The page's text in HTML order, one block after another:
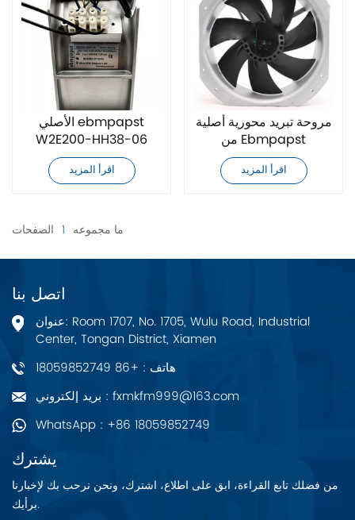
الأصلي ebmpapst
W2E200-HH38-06
مروحة تبريد محورية
اقرأ المزيد
مروحة تبريد محورية أصلية
من Ebmpapst
W2E250-HJ52-06
اقرأ المزيد
ما مجموعه 1 الصفحات
اتصل بنا
عنوان: Room 1707, No. 1705, Wulu Road, Industrial
Center, Tongan District, Xiamen
هاتف : +86 18059852749
بريد إلكتروني : fxmkfm999@163.com
WhatsApp : +86 18059852749
يشترك
من فضلك تابع القراءة، ابق على اطلاع، اشترك، ونحن نرحب بك لإخبارنا
برأيك.